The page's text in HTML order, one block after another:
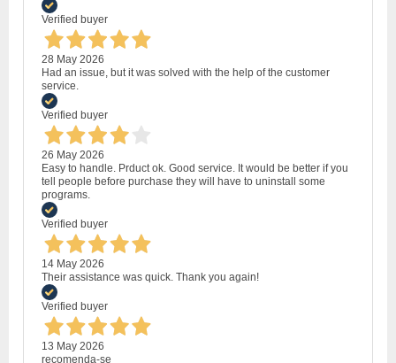
Verified buyer
28 May 2026
Had an issue, but it was solved with the help of the customer
service.
Verified buyer
26 May 2026
Easy to handle. Prduct ok. Good service. It would be better if you
tell people before purchase they will have to uninstall some
programs.
Verified buyer
14 May 2026
Their assistance was quick. Thank you again!
Verified buyer
13 May 2026
recomenda-se